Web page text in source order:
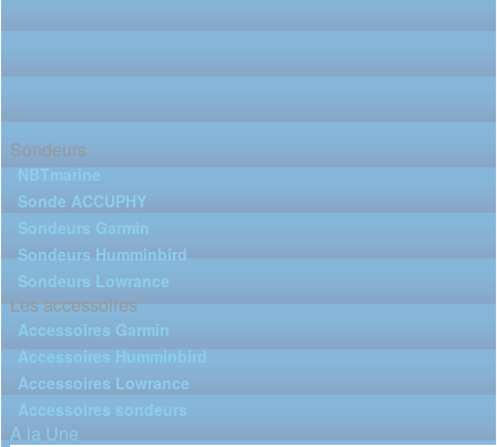
Sondeurs
NBTmarine
Sonde ACCUPHY
Sondeurs Garmin
Sondeurs Humminbird
Sondeurs Lowrance
Les accessoires
Accessoires Garmin
Accessoires Humminbird
Accessoires Lowrance
Accessoires sondeurs
A la Une